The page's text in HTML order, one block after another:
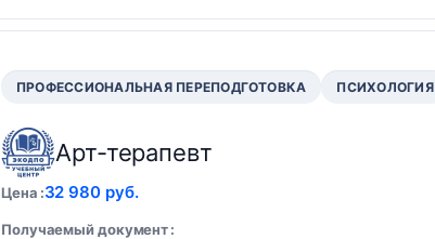
ПРОФЕССИОНАЛЬНАЯ ПЕРЕПОДГОТОВКА ПСИХОЛОГИЯ
Арт-терапевт
Цена 32 980 руб.
Получаемый документ